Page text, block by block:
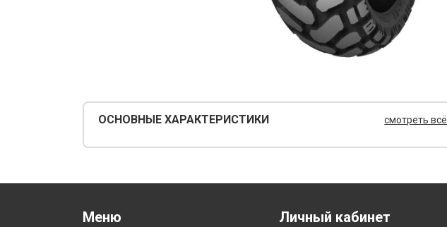
ОСНОВНЫЕ ХАРАКТЕРИСТИКИ смотреть всё
Меню Личный кабинет